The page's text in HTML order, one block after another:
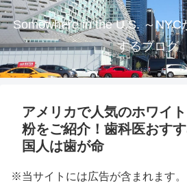
Somewhere in the U.S. ～NYC
するブログ
アメリカで人気のホワイ
粉をご紹介！歯科医おす
国人は歯が命
※当サイトには広告が含まれます。